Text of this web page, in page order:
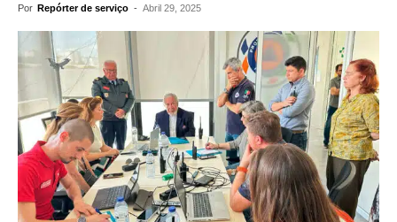
Por Repórter de serviço - Abril 29, 2025